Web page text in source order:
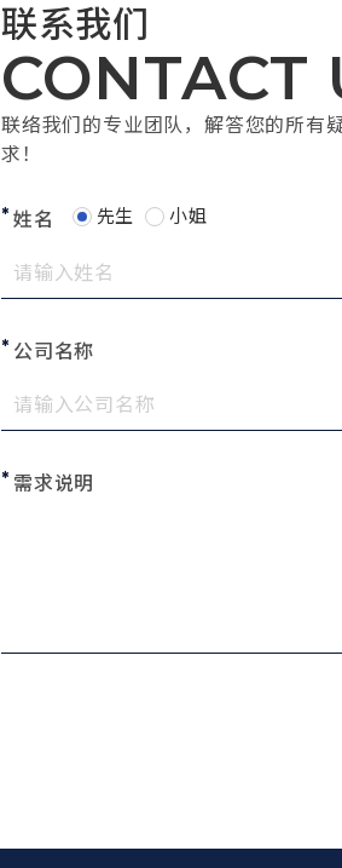
联系我们
CONTACT
联络我们的专业团队，解答您的所有
求！
姓名 先生 小姐
公司名称
需求说明